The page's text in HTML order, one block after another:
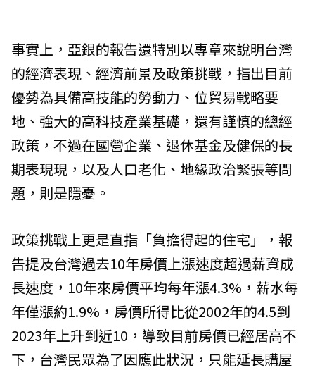
事實上，亞銀的報告還特別以專章來說明台灣
的經濟表現、經濟前景及政策挑戰，指出目前
優勢為具備高技能的勞動力、位貿易戰略要
地、強大的高科技產業基礎，還有謹慎的總經
政策，不過在國營企業、退休基金及健保的長
期表現現，以及人口老化、地緣政治緊張等問
題，則是隱憂。
政策挑戰上更是直指「負擔得起的住宅」，報
告提及台灣過去10年房價上漲速度超過薪資成
長速度，10年來房價平均每年漲4.3%，薪水每
年僅漲約1.9%，房價所得比從2002年的4.5到
2023年上升到近10，導致目前房價已經居高不
下，台灣民眾為了因應此狀況，只能延長購屋